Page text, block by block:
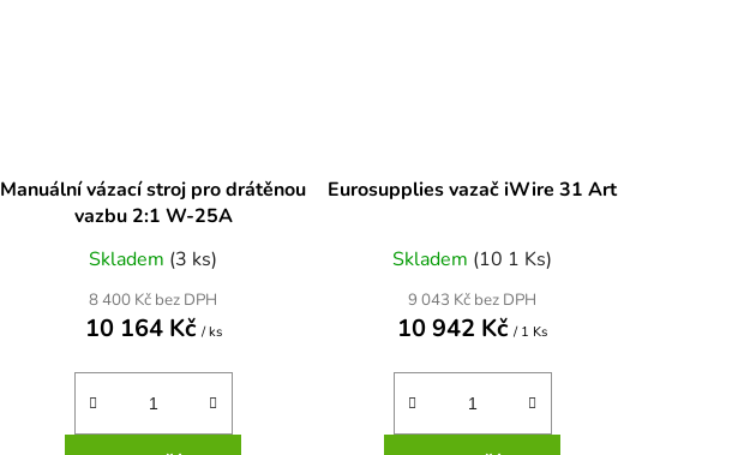
Manuální vázací stroj pro drátěnou
vazbu 2:1 W-25A
Skladem (3 ks)
8 400 Kč bez DPH
10 164 Kč / ks
Eurosupplies vazač iWire 31 Art
Skladem (10 1 Ks)
9 043 Kč bez DPH
10 942 Kč/ 1 Ks